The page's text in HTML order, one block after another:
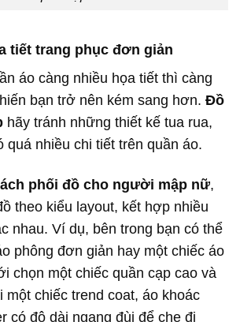
tiết trang phục đơn giản
áo càng nhiều họa tiết thì càng
bạn trở nên kém sang hơn. Đồ
hãy tránh những thiết kế tua rua,
quá nhiều chi tiết trên quần áo.
phối đồ cho người mập nữ,
theo kiểu layout, kết hợp nhiều
nhau. Ví dụ, bên trong bạn có thể
phông đơn giản hay một chiếc áo
chọn một chiếc quần cạp cao và
một chiếc trend coat, áo khoác
có độ dài ngang đùi để che đi